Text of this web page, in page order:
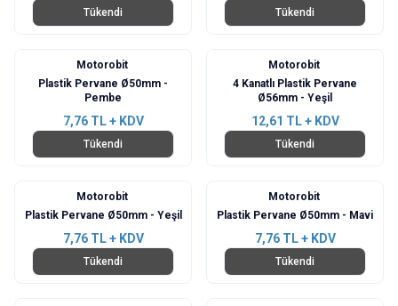
Tükendi Tükendi
Motorobit
Plastik Pervane Ø50mm -
Pembe
7,76TL + KDV
Tükendi
Motorobit
4 Kanatlı Plastik Pervane
Ø56mm - Yeşil
12,61 TL + KDV
Tükendi
Motorobit
Plastik Pervane Ø50mm - Yeşil
7,76TL + KDV
Tükendi
Motorobit
Plastik Pervane Ø50mm - Mavi
7,76TL + KDV
Tükendi